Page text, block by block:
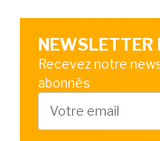
NEWSLETTER
Recevez notre
abonnés